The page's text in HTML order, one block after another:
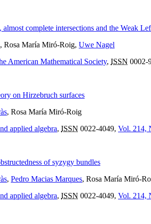
complete intersections and the Weak
, Rosa María Miró-Roig, Uwe Nagel
American Mathematical Society, ISSN 0002-
on Hirzebruch surfaces
, Rosa María Miró-Roig
applied algebra, ISSN 0022-4049, Vol. 214,
of syzygy bundles
, Pedro Macias Marques, Rosa María Miró-
applied algebra, ISSN 0022-4049, Vol. 214,